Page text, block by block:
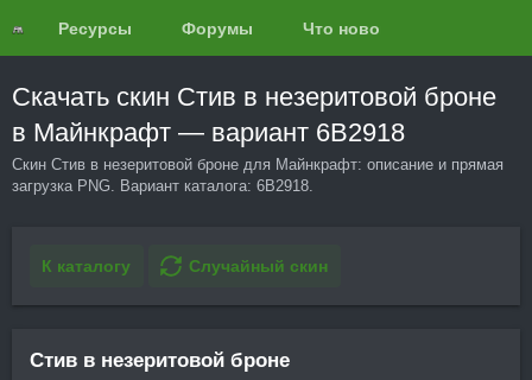
Ресурсы Форумы Что нового?
Скачать скин Стив в незеритовой броне
в Майнкрафт — вариант 6B2918
Скин Стив в незеритовой броне для Майнкрафт: описание и прямая
загрузка PNG. Вариант каталога: 6B2918.
К каталогу Случайный скин
Стив в незеритовой броне